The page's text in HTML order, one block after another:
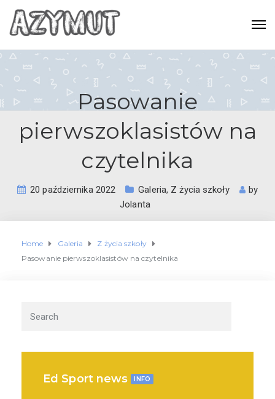
Pasowanie
pierwszoklasistów na
czytelnika
20 października 2022 Galeria, Z życia szkoły
by
Jolanta
Home Galeria
Z życia szkoły
Pasowanie pierwszoklasistów na czytelnika
Ed Sport news INFO